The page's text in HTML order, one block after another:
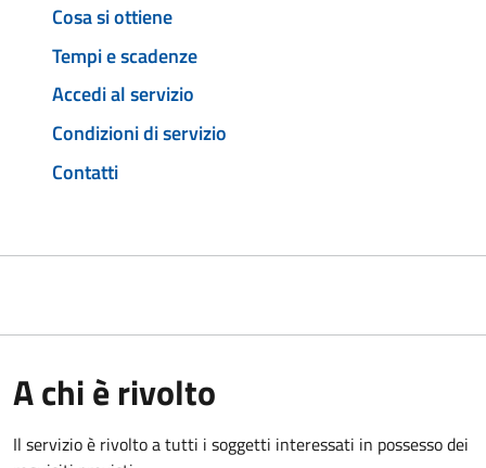
Cosa si ottiene
Tempi e scadenze
Accedi al servizio
Condizioni di servizio
Contatti
A chi è rivolto
Il servizio è rivolto a tutti i soggetti interessati in possesso dei